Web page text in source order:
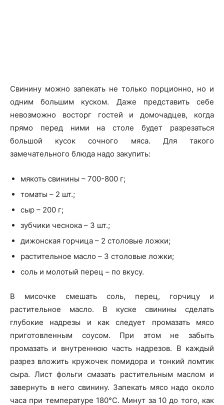
Свинину можно запекать не только порционно, но и
одним большим куском. Даже представить себе
невозможно восторг гостей и домочадцев, когда
прямо перед ними на столе будет разрезаться
большой кусок сочного мяса. Для такого
замечательного блюда надо закупить:
мякоть свинины – 700-800 г;
томаты – 2 шт.;
сыр – 200 г;
зубчики чеснока – 3 шт.;
дижонская горчица – 2 столовые ложки;
растительное масло – 3 столовые ложки;
соль и молотый перец – по вкусу.
В мисочке смешать соль, перец, горчицу и
растительное масло. В куске свинины сделать
глубокие надрезы и как следует промазать мясо
приготовленным соусом. При этом не забыть
промазать и внутреннюю часть надрезов. В каждый
разрез вложить кружочек помидора и тонкий ломтик
сыра. Лист фольги смазать растительным маслом и
завернуть в него свинину. Запекать мясо надо около
часа при температуре 180°C. Минут за 10 до того, как